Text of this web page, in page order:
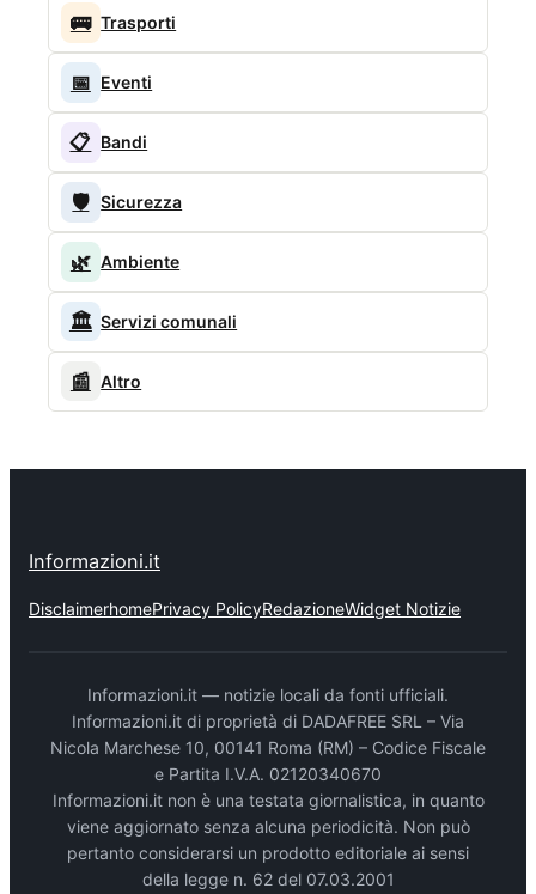
🚌 Trasporti
📅 Eventi
📋 Bandi
🛡️ Sicurezza
🌿 Ambiente
🏛️ Servizi comunali
📰 Altro
Informazioni.it
DisclaimerhomePrivacy PolicyRedazioneWidget Notizie
Informazioni.it — notizie locali da fonti ufficiali.
Informazioni.it di proprietà di DADAFREE SRL – Via
Nicola Marchese 10, 00141 Roma (RM) – Codice Fiscale
e Partita I.V.A. 02120340670
Informazioni.it non è una testata giornalistica, in quanto
viene aggiornato senza alcuna periodicità. Non può
pertanto considerarsi un prodotto editoriale ai sensi
della legge n. 62 del 07.03.2001